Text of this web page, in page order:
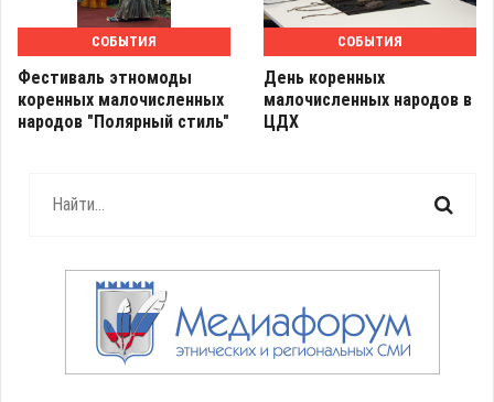
СОБЫТИЯ
Фестиваль этномоды
коренных малочисленных
народов "Полярный стиль"
СОБЫТИЯ
День коренных
малочисленных народов в
ЦДХ